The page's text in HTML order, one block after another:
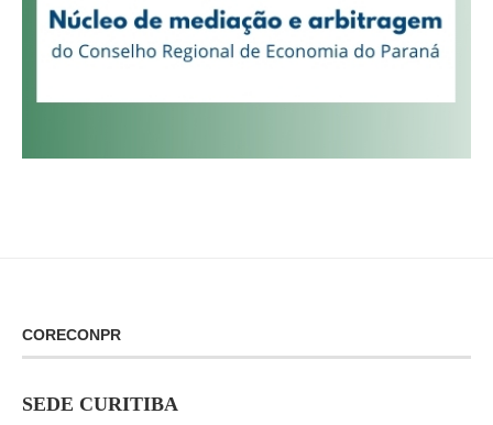
CORECONPR
SEDE CURITIBA